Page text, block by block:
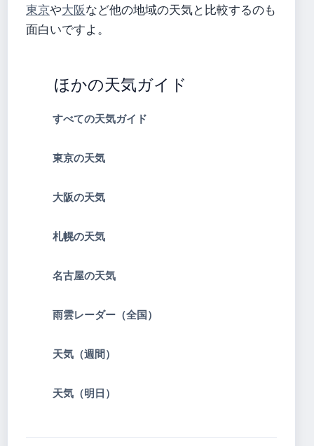
東京や大阪など他の地域の天気と比較するのも
面白いですよ。
ほかの天気ガイド
すべての天気ガイド
東京の天気
大阪の天気
札幌の天気
名古屋の天気
雨雲レーダー（全国）
天気（週間）
天気（明日）